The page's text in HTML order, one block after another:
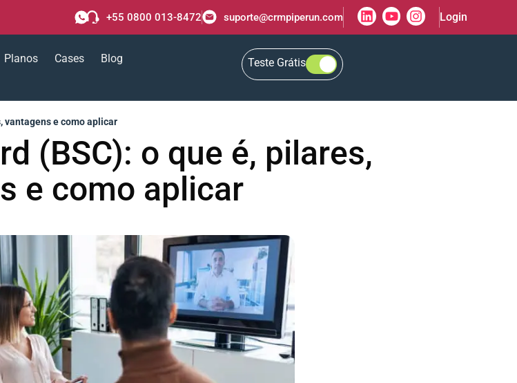
+55 0800 013-8472 suporte@crmpiperun.com Login
Planos Cases Blog Teste Grátis
vantagens e como aplicar
(BSC): o que é, pilares,
e como aplicar